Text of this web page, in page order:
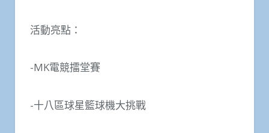
活動亮點：
-MK電競擂堂賽
-十八區球星籃球機大挑戰